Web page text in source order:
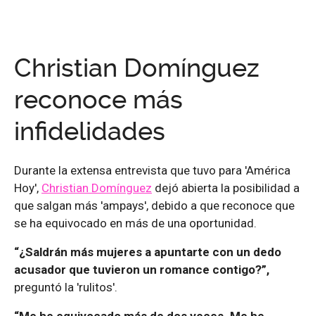
Christian Domínguez
reconoce más
infidelidades
Durante la extensa entrevista que tuvo para 'América
Hoy', Christian Domínguez dejó abierta la posibilidad a
que salgan más 'ampays', debido a que reconoce que
se ha equivocado en más de una oportunidad.
“¿Saldrán más mujeres a apuntarte con un dedo
acusador que tuvieron un romance contigo?”,
preguntó la 'rulitos'.